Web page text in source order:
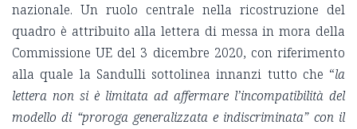
nazionale. Un ruolo centrale nella ricostruzione del
quadro è attribuito alla lettera di messa in mora della
Commissione UE del 3 dicembre 2020, con riferimento
alla quale la Sandulli sottolinea innanzi tutto che “la
lettera non si è limitata ad affermare l’incompatibilità del
modello di “proroga generalizzata e indiscriminata” con il